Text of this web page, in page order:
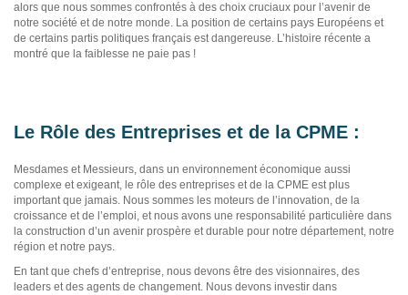
alors que nous sommes confrontés à des choix cruciaux pour l’avenir de
notre société et de notre monde. La position de certains pays Européens et
de certains partis politiques français est dangereuse. L’histoire récente a
montré que la faiblesse ne paie pas !
Le Rôle des Entreprises et de la CPME :
Mesdames et Messieurs, dans un environnement économique aussi
complexe et exigeant, le rôle des entreprises et de la CPME est plus
important que jamais. Nous sommes les moteurs de l’innovation, de la
croissance et de l’emploi, et nous avons une responsabilité particulière dans
la construction d’un avenir prospère et durable pour notre département, notre
région et notre pays.
En tant que chefs d’entreprise, nous devons être des visionnaires, des
leaders et des agents de changement. Nous devons investir dans